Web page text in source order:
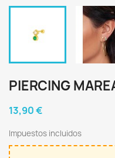
PIERCING
13,90 €
Impuestos incluidos